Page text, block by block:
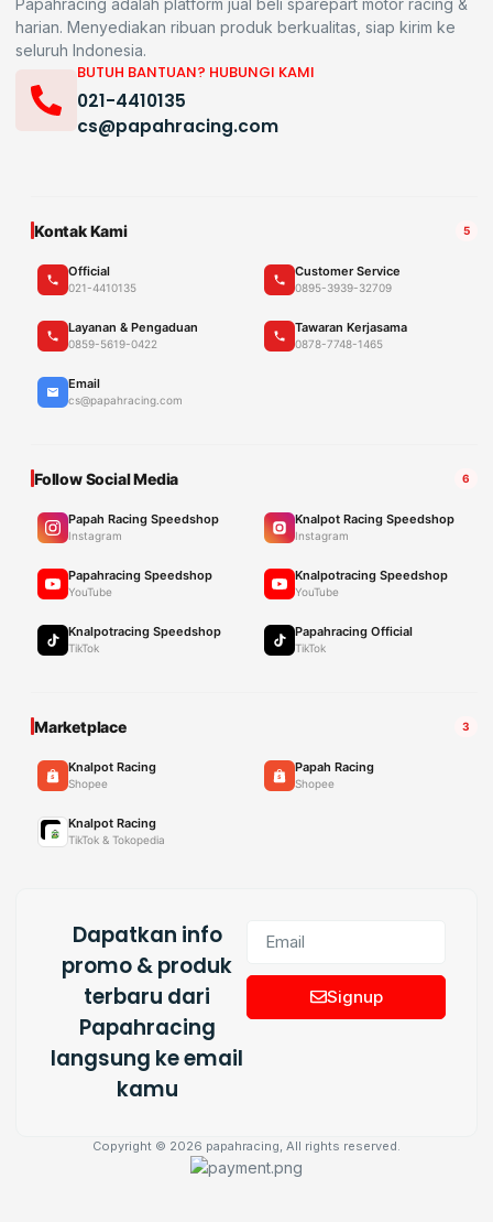
harian. Menyediakan ribuan produk berkualitas, siap kirim ke
seluruh Indonesia.
BUTUH BANTUAN? HUBUNGI KAMI
021-4410135
cs@papahracing.com
Kontak Kami 5
Official
021-4410135
Customer Service
0895-3939-32709
Layanan & Pengaduan
0859-5619-0422
Tawaran Kerjasama
0878-7748-1465
Email
cs@papahracing.com
Follow Social Media 6
Papah Racing Speedshop
Instagram
Knalpot Racing Speedshop
Instagram
Papahracing Speedshop
YouTube
Knalpotracing Speedshop
YouTube
Knalpotracing Speedshop
TikTok
Papahracing Official
TikTok
Marketplace 3
Knalpot Racing
Shopee
Papah Racing
Shopee
Knalpot Racing
TikTok & Tokopedia
Dapatkan info
promo & produk
terbaru dari
Papahracing
langsung ke email
kamu
Signup
Copyright © 2026 papahracing, All rights reserved.